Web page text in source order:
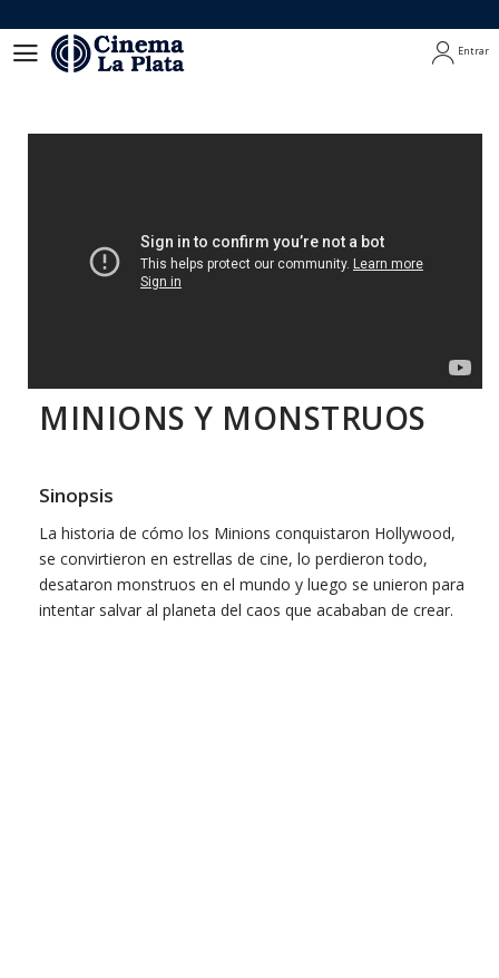
Entrar
MINIONS Y MONSTRUOS
Sinopsis
La historia de cómo los Minions conquistaron Hollywood,
se convirtieron en estrellas de cine, lo perdieron todo,
desataron monstruos en el mundo y luego se unieron para
intentar salvar al planeta del caos que acababan de crear.